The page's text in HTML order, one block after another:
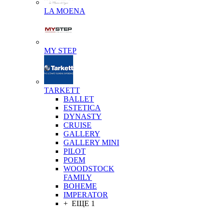
LA MOENA
MY STEP
TARKETT
BALLET
ESTETICA
DYNASTY
CRUISE
GALLERY
GALLERY MINI
PILOT
POEM
WOODSTOCK
FAMILY
BOHEME
IMPERATOR
+ ЕЩЕ 1